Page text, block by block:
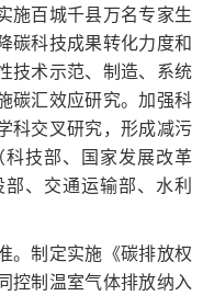
施百城千县万名专家生
碳科技成果转化力度和
技术示范、制造、系统
碳汇效应研究。加强科
科交叉研究，形成减污
技部、国家发展改革
、交通运输部、水利
。制定实施《碳排放权
控制温室气体排放纳入